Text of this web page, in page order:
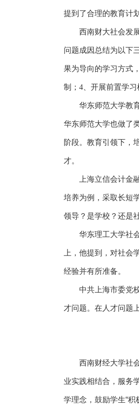
提到了合理的教育计
西南财大社会发
问题成因总结为以下
果为导向的学习方式
制； 4 、开展前置学
华东师范大学教
华东师范大学也做了
阶段。教育引领下，
才。
上海立信会计
培养为例，采取长短
领导？是学校？还是
华东理工大学社
上，他提到，对社
经验并有所准备。
中共上海市委党
才问题。在人才问题
西南财经大学社
业实践相结合，服务
学理念，鼓励学生“积